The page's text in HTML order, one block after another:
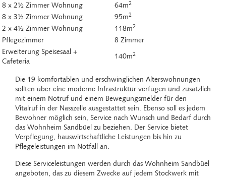
8 x 2½ Zimmer Wohnung 64m2
8 x 3½ Zimmer Wohnung 95m2
2 x 4½ Zimmer Wohnung 118m2
Pflegezimmer
8 Zimmer
Erweiterung Speisesaal +
Cafeteria
140m2
Die 19 komfortablen und erschwinglichen Alterswohnungen
sollten über eine moderne Infrastruktur verfügen und zusätzlich
mit einem Notruf und einem Bewegungsmelder für den
Vitalruf in der Nasszelle ausgestattet sein. Ebenso soll es jedem
Bewohner möglich sein, Service nach Wunsch und Bedarf durch
das Wohnheim Sandbüel zu beziehen. Der Service bietet
Verpflegung, hauswirtschaftliche Leistungen bis hin zu
Pflegeleistungen im Notfall an.
Diese Serviceleistungen werden durch das Wohnheim Sandbüel
ange­boten, das zu diesem Zwecke auf jedem Stockwerk mit